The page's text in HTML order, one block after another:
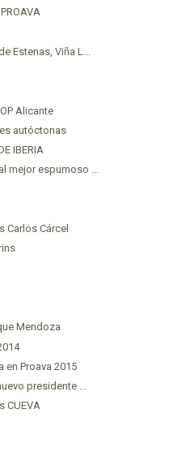
Estenas, Viña L...
Alicante
autóctonas
IBERIA
mejor espumoso ...
Carlos Cárcel
Mendoza
en Proava 2015
presidente ...
CUEVA